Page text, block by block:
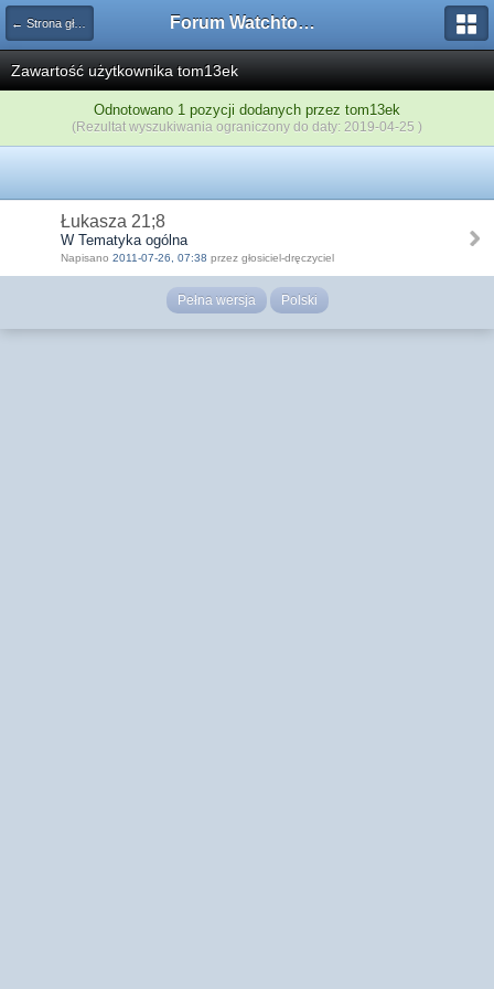
← Strona główna Forum Watchtower
Zawartość użytkownika tom13ek
Odnotowano 1 pozycji dodanych przez tom13ek
(Rezultat wyszukiwania ograniczony do daty: 2019-04-25 )
Łukasza 21;8
W Tematyka ogólna
Napisano 2011-07-26, 07:38 przez głosiciel-dręczyciel
Pełna wersja Polski